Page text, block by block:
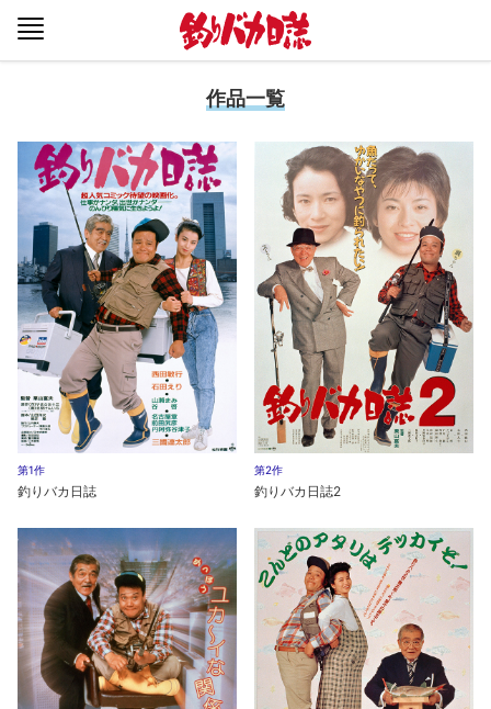
作品一覧
第1作
釣りバカ日誌
第2作
釣りバカ日誌2